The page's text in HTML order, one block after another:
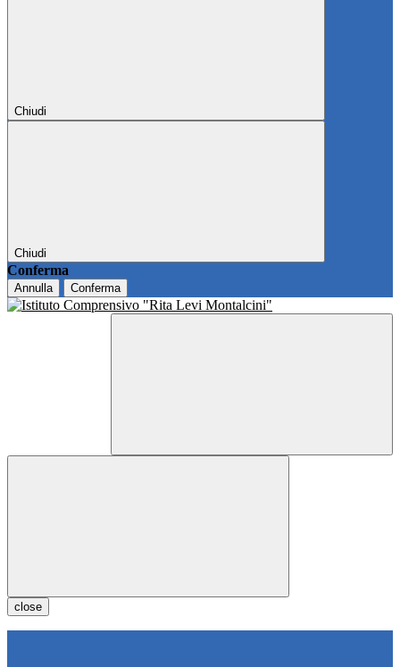
Chiudi
Chiudi
Conferma
Annulla Conferma
close